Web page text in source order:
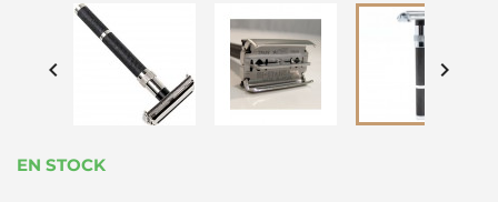
 
EN STOCK